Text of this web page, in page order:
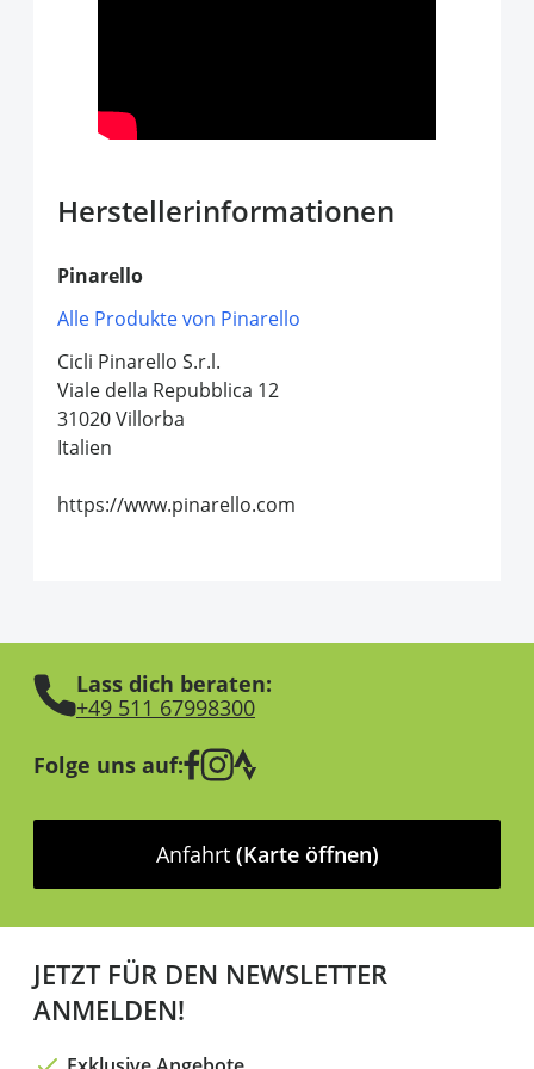
Herstellerinformationen
Pinarello
Alle Produkte von Pinarello
Cicli Pinarello S.r.l.
Viale della Repubblica 12
31020 Villorba
Italien
https://www.pinarello.com
Lass dich beraten:
+49 511 67998300
Folge uns auf:
Anfahrt (Karte öffnen)
JETZT FÜR DEN NEWSLETTER
ANMELDEN!